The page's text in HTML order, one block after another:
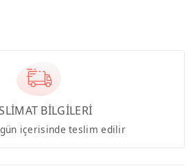
BİLGİLERİ
içerisinde teslim edilir